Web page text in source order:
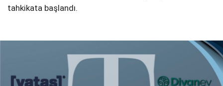
tahkikata başlandı.